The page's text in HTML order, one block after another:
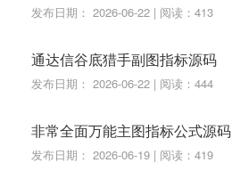
发布日期： 2026-06-22 | 阅读：413
通达信谷底猎手副图指标源码
发布日期： 2026-06-22 | 阅读：444
非常全面万能主图指标公式源码
发布日期： 2026-06-19 | 阅读：419